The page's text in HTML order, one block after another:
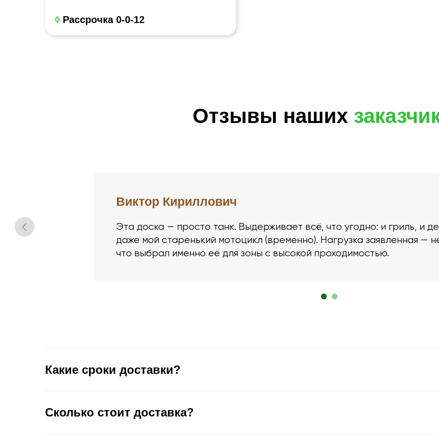
◊ Рассрочка 0-0-12
Отзывы наших
Виктор Кириллович
Эта доска — просто танк. Выдерживает всё, что угодно: и гриль, и
даже мой старенький мотоцикл (временно). Нагрузка заявленная —
что выбрал именно её для зоны с высокой проходимостью.
Какие сроки доставки?
Сколько стоит доставка?